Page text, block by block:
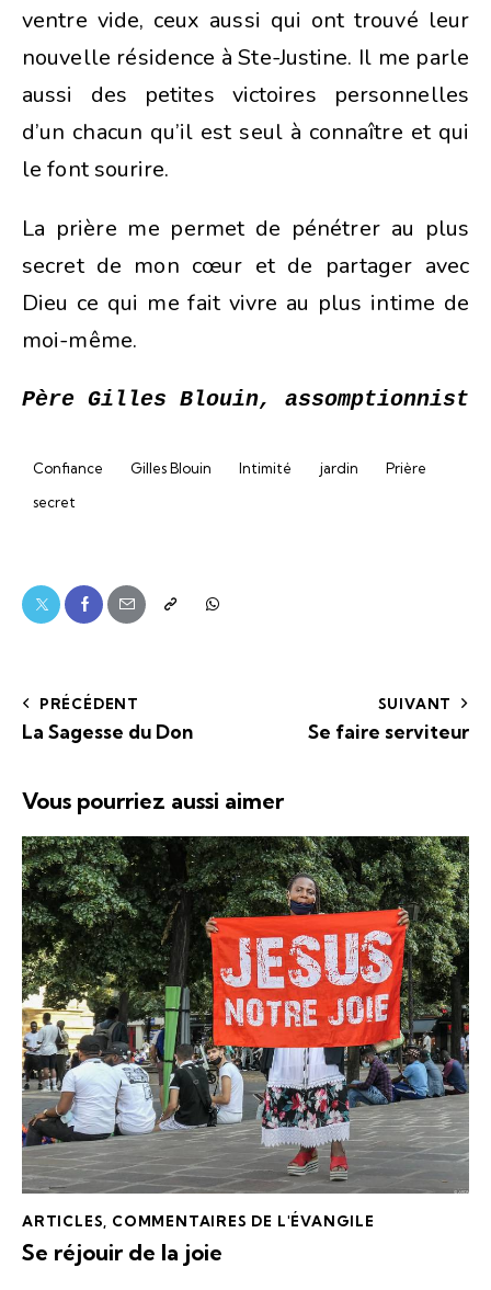
ventre vide, ceux aussi qui ont trouvé leur
nouvelle résidence à Ste-Justine. Il me parle
aussi des petites victoires personnelles
d’un chacun qu’il est seul à connaître et qui
le font sourire.
La prière me permet de pénétrer au plus
secret de mon cœur et de partager avec
Dieu ce qui me fait vivre au plus intime de
moi-même.
Père Gilles Blouin,
Confiance Gilles Blouin Intimité jardin
Prière
secret
PRÉCÉDENT
La Sagesse du Don
SUIVANT
Se faire serviteur
Vous pourriez aussi aimer
ARTICLES COMMENTAIRES DE L'ÉVANGILE
Se réjouir de la joie